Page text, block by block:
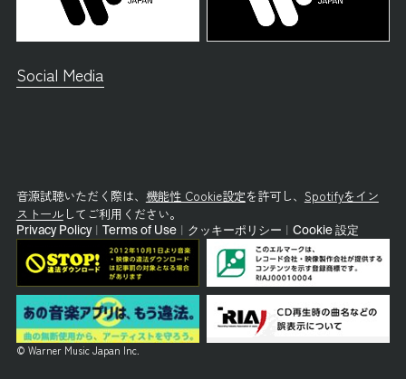
Social Media
音源試聴いただく際は、 機能性 Cookie設定を許可し、 Spotifyをイン
ストールしてご利用ください。
Privacy Policy Terms of Use クッキーポリシー Cookie 設定
© Warner Music Japan Inc.